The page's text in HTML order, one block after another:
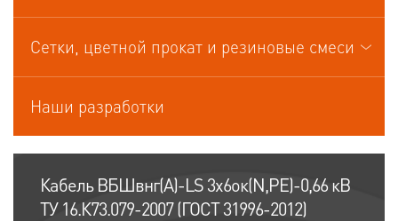
Сетки, цветной прокат и резиновые смеси
Наши разработки
Кабель ВБШвнг(А)-LS 3х6ок(N,PE)-0,66 кВ
ТУ 16.К73.079-2007 (ГОСТ 31996-2012)